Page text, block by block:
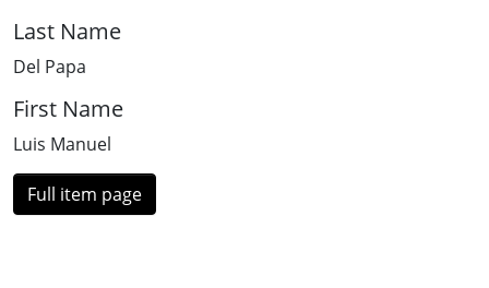
Last Name
Del Papa
First Name
Luis Manuel
Full item page